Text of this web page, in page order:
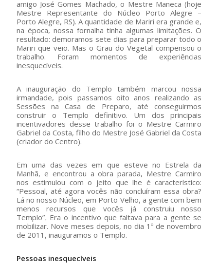
amigo José Gomes Machado, o Mestre Maneca (hoje
Mestre Representante do Núcleo Porto Alegre –
Porto Alegre, RS). A quantidade de Mariri era grande e,
na época, nossa fornalha tinha algumas limitações. O
resultado: demoramos sete dias para preparar todo o
Mariri que veio. Mas o Grau do Vegetal compensou o
trabalho. Foram momentos de experiências
inesquecíveis.
A inauguração do Templo também marcou nossa
irmandade, pois passamos oito anos realizando as
Sessões na Casa de Preparo, até conseguirmos
construir o Templo definitivo. Um dos principais
incentivadores desse trabalho foi o Mestre Carmiro
Gabriel da Costa, filho do Mestre José Gabriel da Costa
(criador do Centro).
Em uma das vezes em que esteve no Estrela da
Manhã, e encontrou a obra parada, Mestre Carmiro
nos estimulou com o jeito que lhe é característico:
“Pessoal, até agora vocês não concluíram essa obra?
Lá no nosso Núcleo, em Porto Velho, a gente com bem
menos recursos que vocês já construiu nosso
Templo”. Era o incentivo que faltava para a gente se
mobilizar. Nove meses depois, no dia 1º de novembro
de 2011, inauguramos o Templo.
Pessoas inesquecíveis